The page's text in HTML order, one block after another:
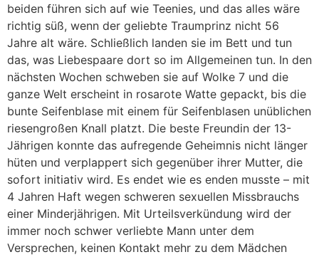
beiden führen sich auf wie Teenies, und das alles wäre
richtig süß, wenn der geliebte Traumprinz nicht 56
Jahre alt wäre. Schließlich landen sie im Bett und tun
das, was Liebespaare dort so im Allgemeinen tun. In den
nächsten Wochen schweben sie auf Wolke 7 und die
ganze Welt erscheint in rosarote Watte gepackt, bis die
bunte Seifenblase mit einem für Seifenblasen unüblichen
riesengroßen Knall platzt. Die beste Freundin der 13-
Jährigen konnte das aufregende Geheimnis nicht länger
hüten und verplappert sich gegenüber ihrer Mutter, die
sofort initiativ wird. Es endet wie es enden musste – mit
4 Jahren Haft wegen schweren sexuellen Missbrauchs
einer Minderjährigen. Mit Urteilsverkündung wird der
immer noch schwer verliebte Mann unter dem
Versprechen, keinen Kontakt mehr zu dem Mädchen